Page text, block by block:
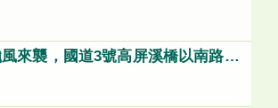
段將可能採降速、禁行大型車或道
來襲，國道3號高屏溪橋以南路段
降低、禁行大型車或路段封閉等管